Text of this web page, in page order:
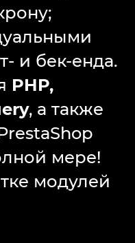
и бек-енда.
PHP,
, а также
мере!
модулей